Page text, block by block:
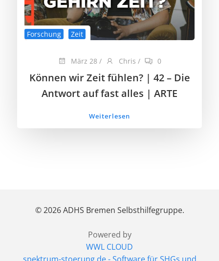
Forschung Zeit
März 28 / Chris / 0
Können wir Zeit fühlen? | 42 – Die
Antwort auf fast alles | ARTE
Weiterlesen
© 2026 ADHS Bremen Selbsthilfegruppe.
Powered by
WWL CLOUD